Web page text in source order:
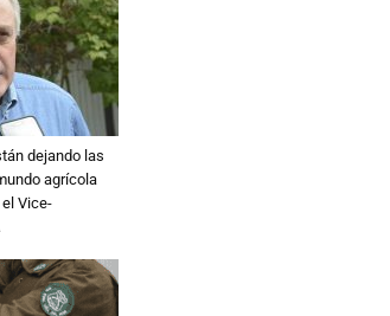
dejando las
agrícola
Vice-